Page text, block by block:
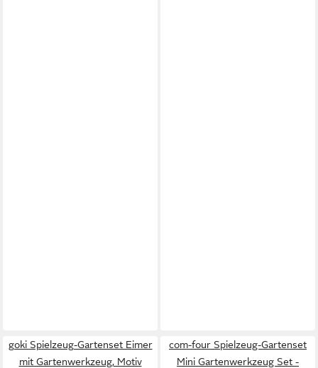
goki Spielzeug-Gartenset Eimer
mit Gartenwerkzeug, Motiv
com-four Spielzeug-Gartenset
Mini Gartenwerkzeug Set -